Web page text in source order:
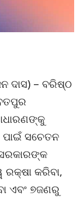
ଦାସ) – ବରିଷ୍ଠ
ପାଇଁ ସଚେତନ
କରିବା,
ଏବଂ ୭ଜଣରୁ